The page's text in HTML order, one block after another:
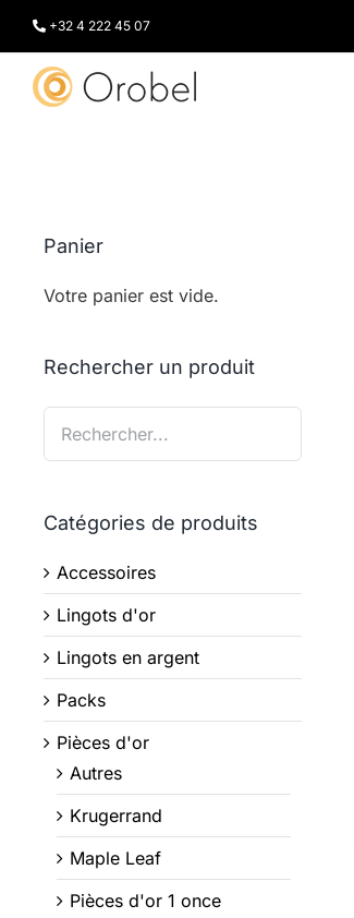
contenu
+32 4 222 45 07
Panier
Votre panier est vide.
Rechercher un produit
Catégories de produits
Accessoires
Lingots d'or
Lingots en argent
Packs
Pièces d'or
Autres
Krugerrand
Maple Leaf
Pièces d'or 1 once